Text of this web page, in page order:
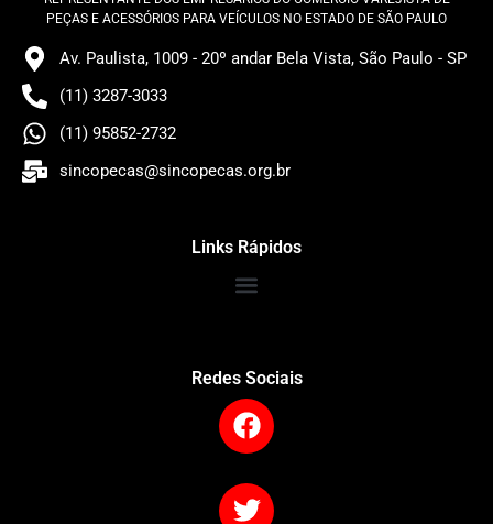
PEÇAS E ACESSÓRIOS PARA VEÍCULOS NO ESTADO DE SÃO PAULO
Av. Paulista, 1009 - 20º andar Bela Vista, São Paulo - SP
(11) 3287-3033
(11) 95852-2732
sincopecas@sincopecas.org.br
Links Rápidos
Redes Sociais